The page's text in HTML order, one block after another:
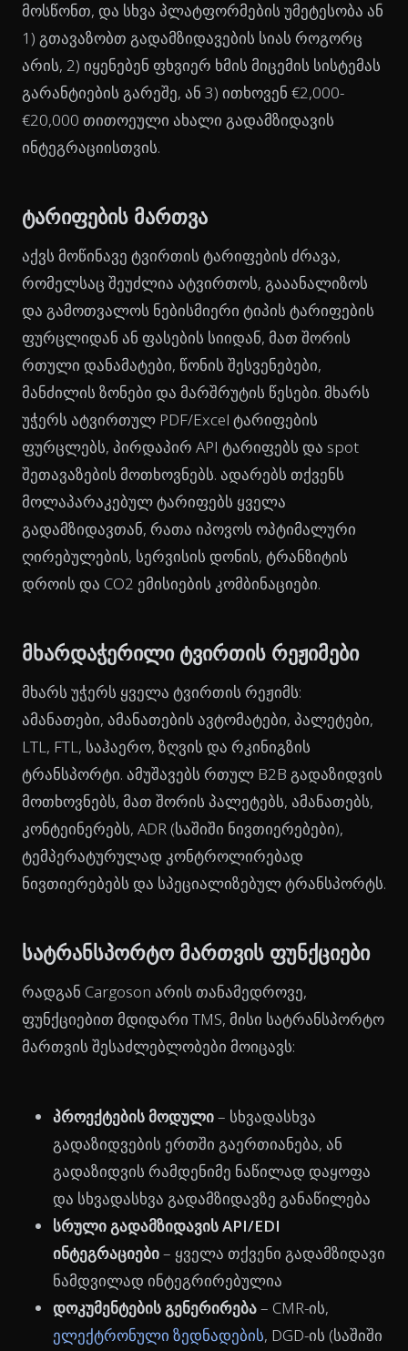
მოსწონთ, და სხვა პლატფორმების უმეტესობა ან
1) გთავაზობთ გადამზიდავების სიას როგორც
არის, 2) იყენებენ ფხვიერ ხმის მიცემის სისტემას
გარანტიების გარეშე, ან 3) ითხოვენ €2,000-
€20,000 თითოეული ახალი გადამზიდავის
ინტეგრაციისთვის.
ტარიფების მართვა
აქვს მოწინავე ტვირთის ტარიფების ძრავა,
რომელსაც შეუძლია ატვირთოს, გააანალიზოს
და გამოთვალოს ნებისმიერი ტიპის ტარიფების
ფურცლიდან ან ფასების სიიდან, მათ შორის
რთული დანამატები, წონის შესვენებები,
მანძილის ზონები და მარშრუტის წესები. მხარს
უჭერს ატვირთულ PDF/Excel ტარიფების
ფურცლებს, პირდაპირ API ტარიფებს და spot
შეთავაზების მოთხოვნებს. ადარებს თქვენს
მოლაპარაკებულ ტარიფებს ყველა
გადამზიდავთან, რათა იპოვოს ოპტიმალური
ღირებულების, სერვისის დონის, ტრანზიტის
დროის და CO2 ემისიების კომბინაციები.
მხარდაჭერილი ტვირთის რეჟიმები
მხარს უჭერს ყველა ტვირთის რეჟიმს:
ამანათები, ამანათების ავტომატები, პალეტები,
LTL, FTL, საჰაერო, ზღვის და რკინიგზის
ტრანსპორტი. ამუშავებს რთულ B2B გადაზიდვის
მოთხოვნებს, მათ შორის პალეტებს, ამანათებს,
კონტეინერებს, ADR (საშიში ნივთიერებები),
ტემპერატურულად კონტროლირებად
ნივთიერებებს და სპეციალიზებულ ტრანსპორტს.
სატრანსპორტო მართვის ფუნქციები
რადგან Cargoson არის თანამედროვე,
ფუნქციებით მდიდარი TMS, მისი სატრანსპორტო
მართვის შესაძლებლობები მოიცავს:
პროექტების მოდული– სხვადასხვა
გადაზიდვების ერთში გაერთიანება, ან
გადაზიდვის რამდენიმე ნაწილად დაყოფა
და სხვადასხვა გადამზიდავზე განაწილება
სრული გადამზიდავის API/EDI
ინტეგრაციები– ყველა თქვენი გადამზიდავი
ნამდვილად ინტეგრირებულია
დოკუმენტების გენერირება– CMR-ის,
ელექტრონული ზედნადების, DGD-ის (საშიში